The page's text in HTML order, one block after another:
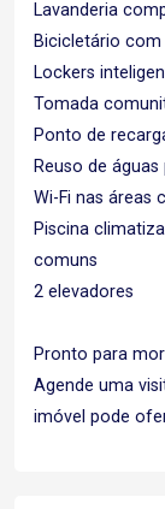
Lavanderia
Bicicletário
Lockers
Tomada
Ponto de
Reuso de
Wi-Fi nas áreas
Piscina
comuns
2 elevadores
Pronto para
Agende uma
imóvel pode